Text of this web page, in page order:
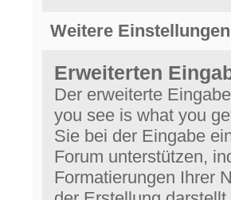
Weitere Einstellungen
Erweiterten
Der erweiterte
you see is what you
Sie bei der Eingabe
Forum unterstützen,
Formatierungen Ihrer